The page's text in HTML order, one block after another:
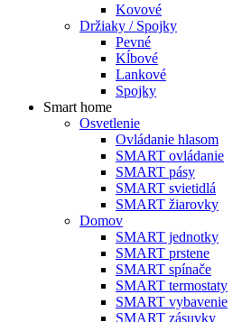
Kovové
Držiaky / Spojky
Pevné
Kĺbové
Lankové
Spojky
Smart home
Osvetlenie
Ovládanie hlasom
SMART ovládanie
SMART pásy
SMART svietidlá
SMART žiarovky
Domov
SMART jednotky
SMART prstene
SMART spínače
SMART termostaty
SMART vybavenie
SMART zásuvky